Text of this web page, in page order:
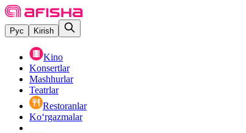
Рус Kirish
Kino
Konsertlar
Mashhurlar
Teatrlar
Restoranlar
Ko‘rgazmalar